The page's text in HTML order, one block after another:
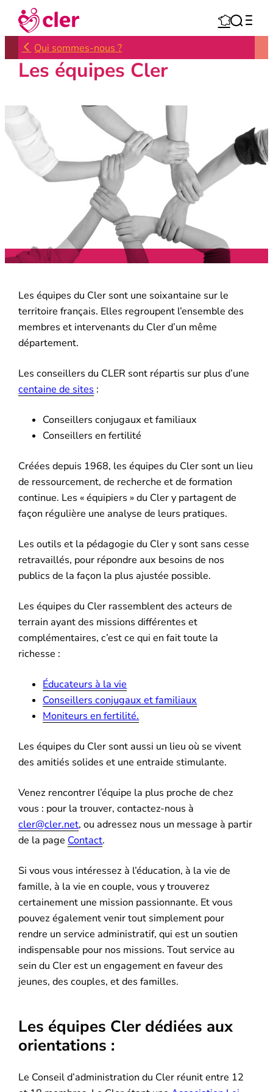
Aller
contenu
 
Qui sommes-nous ?
Les équipes Cler
Les équipes du Cler sont une soixantaine sur le
territoire français. Elles regroupent l’ensemble des
membres et intervenants du Cler d’un même
département.
Les conseillers du CLER sont répartis sur plus d’une
centaine de sites :
Conseillers conjugaux et familiaux
Conseillers en fertilité
Créées depuis 1968, les équipes du Cler sont un lieu
de ressourcement, de recherche et de formation
continue. Les « équipiers » du Cler y partagent de
façon régulière une analyse de leurs pratiques.
Les outils et la pédagogie du Cler y sont sans cesse
retravaillés, pour répondre aux besoins de nos
publics de la façon la plus ajustée possible.
Les équipes du Cler rassemblent des acteurs de
terrain ayant des missions différentes et
complémentaires, c’est ce qui en fait toute la
richesse :
Éducateurs à la vie
Conseillers conjugaux et familiaux
Moniteurs en fertilité.
Les équipes du Cler sont aussi un lieu où se vivent
des amitiés solides et une entraide stimulante.
Venez rencontrer l’équipe la plus proche de chez
vous : pour la trouver, contactez-nous à
cler@cler.net, ou adressez nous un message à partir
de la page Contact.
Si vous vous intéressez à l’éducation, à la vie de
famille, à la vie en couple, vous y trouverez
certainement une mission passionnante. Et vous
pouvez également venir tout simplement pour
rendre un service administratif, qui est un soutien
indispensable pour nos missions. Tout service au
sein du Cler est un engagement en faveur des
jeunes, des couples, et des familles.
Les équipes Cler dédiées aux
orientations :
Le Conseil d’administration du Cler réunit entre 12